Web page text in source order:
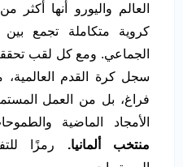
العالم واليورو أنها
كروية متكاملة تجمع بين
الجماعي. ومع كل لقب
سجل كرة القدم العالمية،
فراغ، بل من العمل
الأمجاد الماضية
منتخب ألمانيا. رمزًا